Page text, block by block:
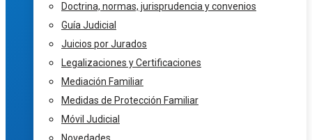
Doctrina, normas, jurisprudencia y convenios
Guía Judicial
Juicios por Jurados
Legalizaciones y Certificaciones
Mediación Familiar
Medidas de Protección Familiar
Móvil Judicial